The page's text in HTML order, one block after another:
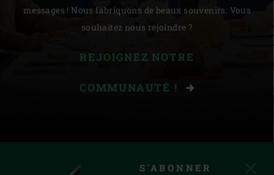
messages ! Nous fabriquons de beaux souvenirs. Vous
souhaitez nous rejoindre ?
REJOIGNEZ NOTRE
COMMUNAUTÉ !
S'ABONNER